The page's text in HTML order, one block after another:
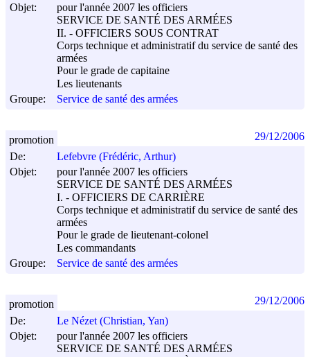
Objet:
pour l'année 2007 les officiers
SERVICE DE SANTÉ DES ARMÉES
II. - OFFICIERS SOUS CONTRAT
Corps technique et administratif du service de santé des
armées
Pour le grade de capitaine
Les lieutenants
Groupe:
Service de santé des armées
De:
Lefebvre (Frédéric, Arthur)
Objet:
pour l'année 2007 les officiers
SERVICE DE SANTÉ DES ARMÉES
I. - OFFICIERS DE CARRIÈRE
Corps technique et administratif du service de santé des
armées
Pour le grade de lieutenant-colonel
Les commandants
Groupe:
Service de santé des armées
promotion 29/12/2006
De:
Le Nézet (Christian, Yan)
Objet:
pour l'année 2007 les officiers
SERVICE DE SANTÉ DES ARMÉES
promotion 29/12/2006